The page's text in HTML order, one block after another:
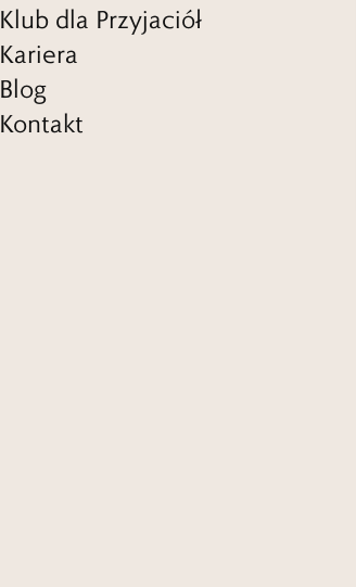
Klub dla Przyjaciół
Kariera
Blog
Kontakt